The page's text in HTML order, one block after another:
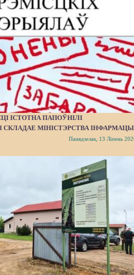
ІСТОТНА ПАПОЎНІЛІ
СКЛАДАЕ МІНІСТЭРСТВА
Панядзелак, 13 Ліпень